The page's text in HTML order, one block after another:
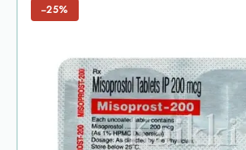
−25%